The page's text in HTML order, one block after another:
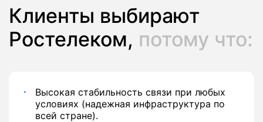
Клиенты выбирают
Ростелеком, потому что:
Высокая стабильность связи при любых
условиях (надежная инфраструктура по
всей стране).